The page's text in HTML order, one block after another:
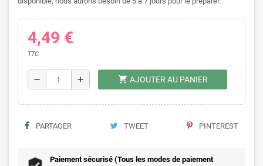
4,49 €
TTC
remove add shopping_cart AJOUTER AU PANIER
PARTAGER TWEET PINTEREST
Paiement sécurisé (Tous les modes de paiement